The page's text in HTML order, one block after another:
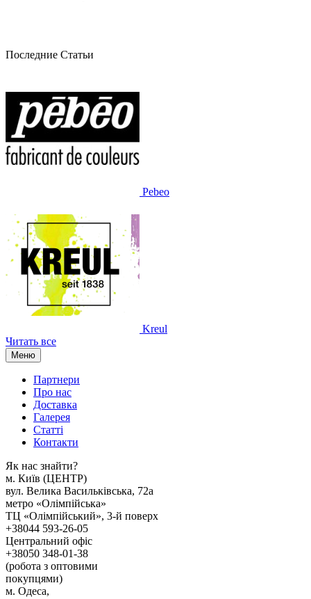
Последние Статьи
Pebeo
Kreul
Читать все
Меню
Партнери
Про нас
Доставка
Галерея
Статтi
Контакти
Як наc знайти?
м. Киïв (ЦЕНТР)
вул. Велика Васильківська, 72а
метро «Олімпійська»
ТЦ «Олімпійський», 3-й поверх
+38044 593-26-05
Центральний офіс
+38050 348-01-38
(робота з оптовими
покупцями)
м. Одеса,